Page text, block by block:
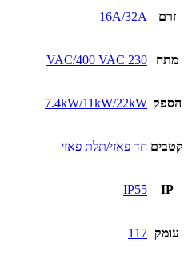
כבלזרם 16A/32A
מתח 230 VAC/400 VAC
הספק 7.4kW/11kW/22kW
קטבים חד פאזי/תלת פאזי
IP
IP55
עומק 117